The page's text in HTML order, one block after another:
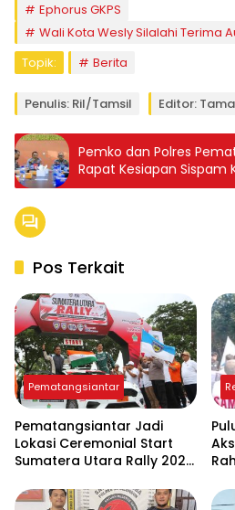
Ephorus GKPS
Wali Kota Wesly Silalahi Terima
Topik:
Berita
Penulis: Ril/tamsil Editor:
Pemko dan Polres
Rapat Kesiapan Sispam
Gangguan Kamtibmas
Pos Terkait
Pematangsiantar
Pematangsiantar Jadi
Lokasi Ceremonial Start
Sumatera Utara Rally 2026